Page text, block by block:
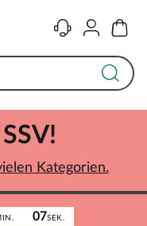
KontaktKonto
07SEK.
Kategorien.